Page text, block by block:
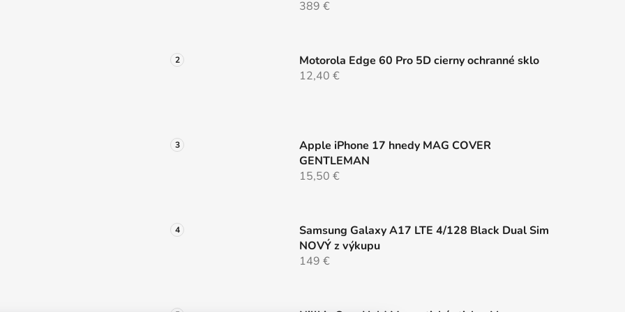
389 €
Motorola Edge 60 Pro 5D cierny ochranné sklo
12,40 €
Apple iPhone 17 hnedy MAG COVER
GENTLEMAN
15,50 €
Samsung Galaxy A17 LTE 4/128 Black Dual Sim
NOVÝ z výkupu
149 €